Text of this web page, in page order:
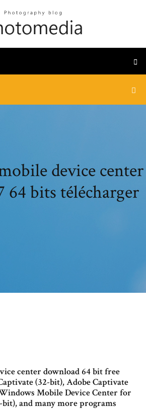
device center
64 bits télécharger
center download 64 bit free
(32-bit), Adobe Captivate
Mobile Device Center for
and many more programs